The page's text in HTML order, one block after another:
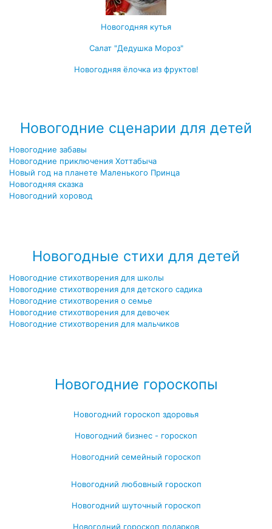
Новогодняя кутья
Салат "Дедушка Мороз"
Новогодняя ёлочка из фруктов!
Новогодние сценарии для детей
Новогодние забавы
Новогодние приключения Хоттабыча
Новый год на планете Маленького Принца
Новогодняя сказка
Новогодний хоровод
Новогодные стихи для детей
Новогодние стихотворения для школы
Новогодние стихотворения для детского садика
Новогодние стихотворения о семье
Новогодние стихотворения для девочек
Новогодние стихотворения для мальчиков
Новогодние гороскопы
Новогодний гороскоп здоровья
Новогодний бизнес - гороскоп
Новогодний семейный гороскоп
Новогодний любовный гороскоп
Новогодний шуточный гороскоп
Новогодний гороскоп подарков